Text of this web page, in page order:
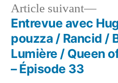
Navigation
de
l'article
Article suivant
Entrevue avec
pouzza / Rancid /
Lumière / Queen
– Épisode 33